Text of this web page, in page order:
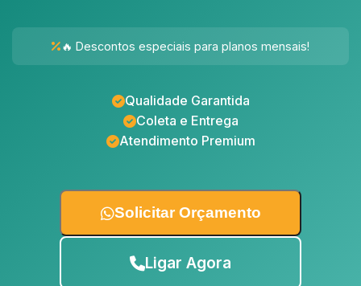
🔥 Descontos especiais para planos mensais!
Qualidade Garantida
Coleta e Entrega
Atendimento Premium
Solicitar Orçamento
Ligar Agora